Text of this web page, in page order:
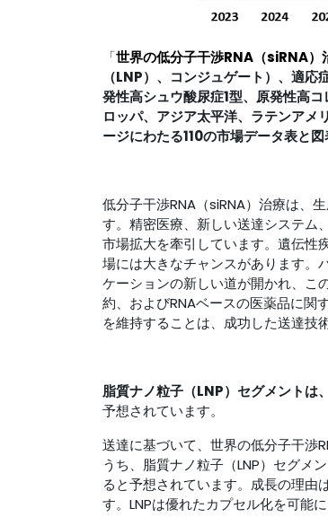
「世界の低分子干渉RNA（siRNA）
（LNP）、コンジュゲート）、適
発性高シュウ酸尿症1型、原発性高
ロッパ、アジア太平洋、ラテンア
ージにわたる110の市場データ表と
低分子干渉RNA（siRNA）治療は、
す。精密医療、新しい送達システム
市場拡大を牽引しています。遺伝性
場には大きなチャンスがあります。
ケーションの新しい道が開かれ、こ
約、およびRNAベースの医薬品に関
を維持することは、成功した送達技
脂質ナノ粒子（LNP）セグメントは、
予想されています。
送達に基づいて、世界の低分子干渉
うち、脂質ナノ粒子（LNP）セグメ
ると予想されています。成長の理由
す。LNPは優れたカプセル化を可能